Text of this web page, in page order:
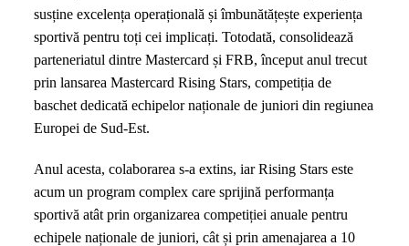
susține excelența operațională și îmbunătățește experiența
sportivă pentru toți cei implicați. Totodată, consolidează
parteneriatul dintre Mastercard și FRB, început anul trecut
prin lansarea Mastercard Rising Stars, competiția de
baschet dedicată echipelor naționale de juniori din regiunea
Europei de Sud-Est.
Anul acesta, colaborarea s-a extins, iar Rising Stars este
acum un program complex care sprijină performanța
sportivă atât prin organizarea competiției anuale pentru
echipele naționale de juniori, cât și prin amenajarea a 10